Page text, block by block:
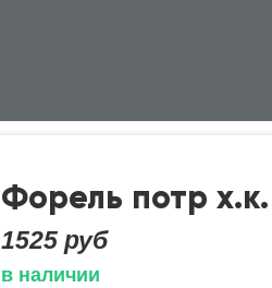
Форель потр х.к.
1525 руб
в наличии